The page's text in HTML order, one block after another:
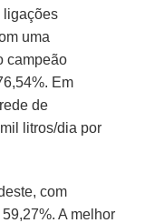
ligações
uma
campeão
Em
de
litros/dia por
com
A melhor